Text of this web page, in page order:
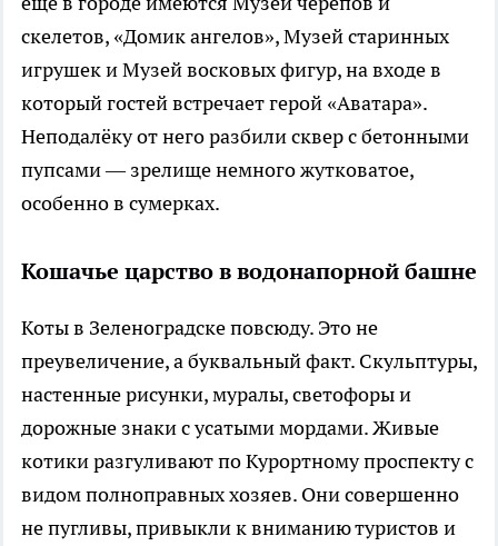
скелетов, «Домик ангелов», Музей старинных
игрушек и Музей восковых фигур, на входе в
который гостей встречает герой «Аватара».
Неподалёку от него разбили сквер с бетонными
пупсами — зрелище немного жутковатое,
особенно в сумерках.
Кошачье царство в водонапорной башне
Коты в Зеленоградске повсюду. Это не
преувеличение, а буквальный факт. Скульптуры,
настенные рисунки, муралы, светофоры и
дорожные знаки с усатыми мордами. Живые
котики разгуливают по Курортному проспекту с
видом полноправных хозяев. Они совершенно
не пугливы, привыкли к вниманию туристов и